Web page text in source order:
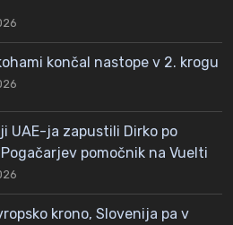
končal nastope v 2. krogu
UAE-ja zapustili Dirko po
pomočnik na Vuelti
krono, Slovenija pa v